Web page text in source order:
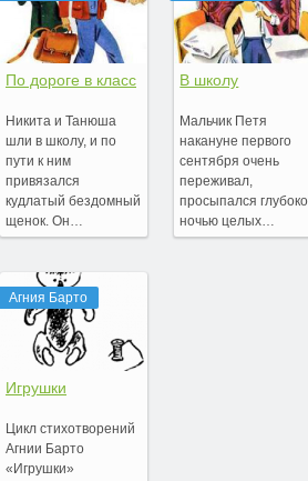
По дороге в класс
Никита и Танюша
шли в школу, и по
пути к ним
привязался
кудлатый бездомный
щенок. Он…
Агния Барто
Игрушки
Цикл стихотворений
Агнии Барто
«Игрушки»
В школу
Мальчик Петя
накануне первого
сентября очень
переживал,
просыпался
ночью целых…